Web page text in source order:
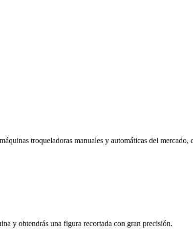
troqueladoras manuales y automáticas del mercado,
y obtendrás una figura recortada con gran precisión.